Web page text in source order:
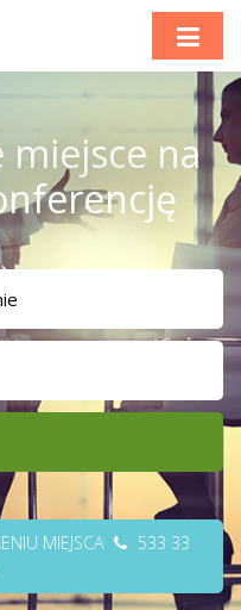
na
MIEJSCA
533 33